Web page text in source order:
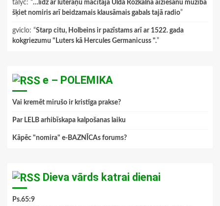
talyc: “…līdz ar luterāņu mācītāja Ulda Rožkalna aiziešanu mūžībā
šķiet nomiris arī beidzamais klausāmais gabals tajā radio”
gviclo: “Starp citu, Holbeins ir pazīstams arī ar 1522. gada
kokgriezumu "Luters kā Hercules Germanicuss ".”
e – POLEMIKA
Vai kremēt mirušo ir kristīga prakse?
Par LELB arhibīskapa kalpošanas laiku
Kāpēc "nomira" e-BAZNĪCAs forums?
Dieva vārds katrai dienai
Ps.65:9